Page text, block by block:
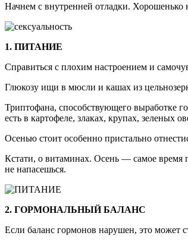
Начнем с внутренней отладки. Хорошенько
1. ПИТАНИЕ
Справиться с плохим настроением и
Глюкозу ищи в мюсли и кашах из
Триптофана, способствующего выработке
есть в картофеле, злаках, крупах, зеленых
Осенью стоит особенно пристально
Кстати, о витаминах. Осень — самое время
не напасешься.
2. ГОРМОНАЛЬНЫЙ БАЛАНС
Если баланс гормонов нарушен, это может